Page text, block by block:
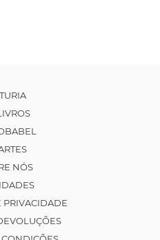
NÓS
PRIVACIDADE